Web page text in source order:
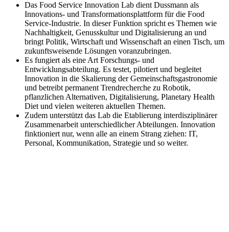
Das Food Service Innovation Lab dient Dussmann als
Innovations- und Transformationsplattform für die Food
Service-Industrie. In dieser Funktion spricht es Themen wie
Nachhaltigkeit, Genusskultur und Digitalisierung an und
bringt Politik, Wirtschaft und Wissenschaft an einen Tisch, um
zukunftsweisende Lösungen voranzubringen.
Es fungiert als eine Art Forschungs- und
Entwicklungsabteilung. Es testet, pilotiert und begleitet
Innovation in die Skalierung der Gemeinschaftsgastronomie
und betreibt permanent Trendrecherche zu Robotik,
pflanzlichen Alternativen, Digitalisierung, Planetary Health
Diet und vielen weiteren aktuellen Themen.
Zudem unterstützt das Lab die Etablierung interdisziplinärer
Zusammenarbeit unterschiedlicher Abteilungen. Innovation
finktioniert nur, wenn alle an einem Strang ziehen: IT,
Personal, Kommunikation, Strategie und so weiter.